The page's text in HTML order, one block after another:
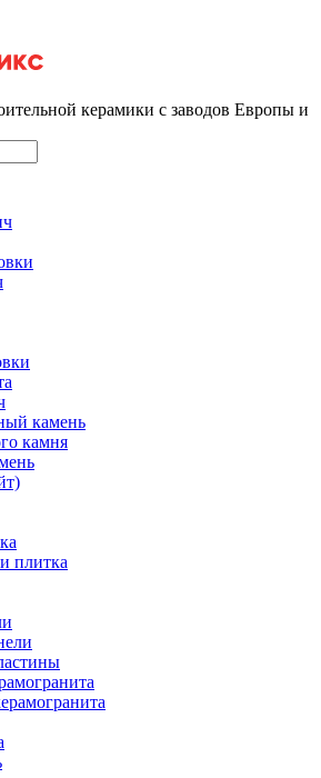
керамики с заводов Европы и
камень
камня
плитка